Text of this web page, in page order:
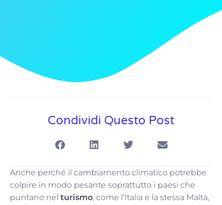
Condividi Questo Post
Anche perché il cambiamento climatico potrebbe
colpire in modo pesante soprattutto i paesi che
puntano nel turismo, come l’Italia e la stessa Malta,